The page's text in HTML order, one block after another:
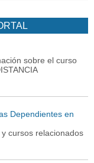
sobre el curso
Dependientes en
cursos relacionados